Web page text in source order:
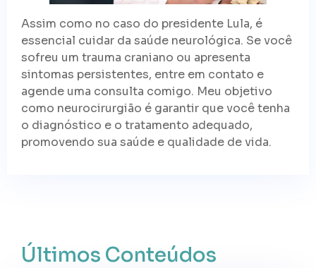
Assim como no caso do presidente Lula, é
essencial cuidar da saúde neurológica. Se você
sofreu um trauma craniano ou apresenta
sintomas persistentes, entre em contato e
agende uma consulta comigo. Meu objetivo
como neurocirurgião é garantir que você tenha
o diagnóstico e o tratamento adequado,
promovendo sua saúde e qualidade de vida.
Últimos Conteúdos